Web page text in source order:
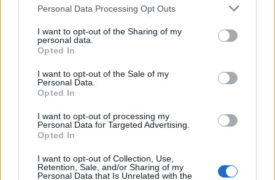
Please note that this website/app uses one or more Google
not limited to your visit or usage behaviour. You may click to
grant or deny consent to Google and its third-party tags to
use your data for below specified purposes in below Google
consent section.
Personal Data Processing Opt Outs
I want to opt-out of the Sharing of my
personal data.
Opted In
I want to opt-out of the Sale of my
Personal Data.
Opted In
I want to opt-out of processing my
Personal Data for Targeted Advertising.
Opted In
I want to opt-out of Collection, Use,
Retention, Sale, and/or Sharing of my
Personal Data that Is Unrelated with the
Langrenn er fantastisk. Med 14 renn og over 55.000 påmeldte
deltakere var Vasaloppets vinteruke 2025 nok en manifestasjon av
engangement for mosjon og helse. Den gjennomsnittlige deltakeren
timer i uka og bedømte opplevelsen av sin egen helse til 7,5 på en
tigraders skala.